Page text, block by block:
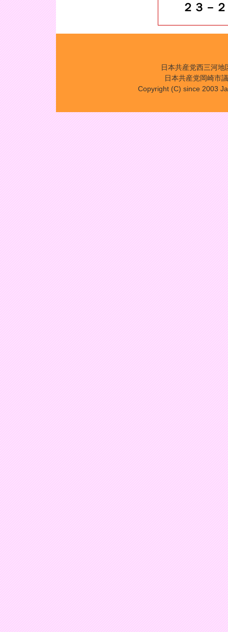
２３－
日本共産党西三河
日本共産党岡崎市
Copyright (C) since 2003